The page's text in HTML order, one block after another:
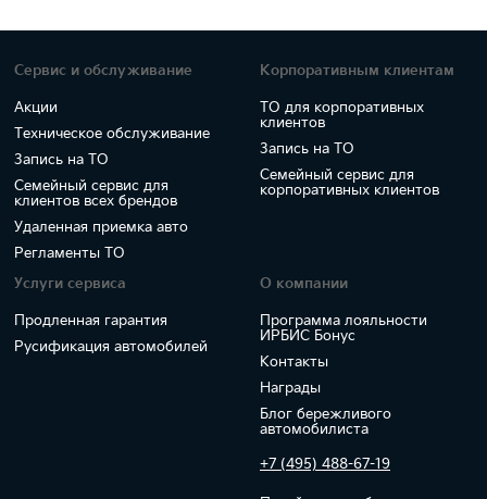
Сервис и обслуживание
Акции
Техническое обслуживание
Запись на ТО
Семейный сервис для
клиентов всех брендов
Удаленная приемка авто
Регламенты ТО
Корпоративным клиентам
ТО для корпоративных
клиентов
Запись на ТО
Семейный сервис для
корпоративных клиентов
Услуги сервиса
Продленная гарантия
Русификация автомобилей
О компании
Программа лояльности
ИРБИС Бонус
Контакты
Награды
Блог бережливого
автомобилиста
+7 (495) 488-67-19